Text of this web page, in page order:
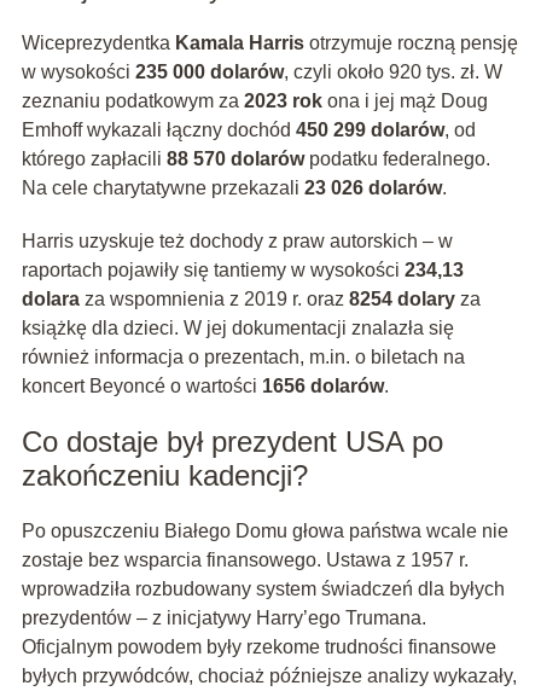
Wiceprezydentka Kamala Harrisotrzymuje roczną pensję
w wysokości 235 000 dolarów, czyli około 920 tys. zł. W
zeznaniu podatkowym za 2023 rokona i jej mąż Doug
Emhoff wykazali łączny dochód 450 299 dolarów, od
którego zapłacili 88 570 dolarówpodatku federalnego.
Na cele charytatywne przekazali 23 026 dolarów.
Harris uzyskuje też dochody z praw autorskich – w
raportach pojawiły się tantiemy w wysokości 234,13
dolaraza wspomnienia z 2019 r. oraz 8254 dolaryza
książkę dla dzieci. W jej dokumentacji znalazła się
również informacja o prezentach, m.in. o biletach na
koncert Beyoncé o wartości 1656 dolarów.
Co dostaje był prezydent USA po
zakończeniu kadencji?
Po opuszczeniu Białego Domu głowa państwa wcale nie
zostaje bez wsparcia finansowego. Ustawa z 1957 r.
wprowadziła rozbudowany system świadczeń dla byłych
prezydentów – z inicjatywy Harry’ego Trumana.
Oficjalnym powodem były rzekome trudności finansowe
byłych przywódców, chociaż późniejsze analizy wykazały,